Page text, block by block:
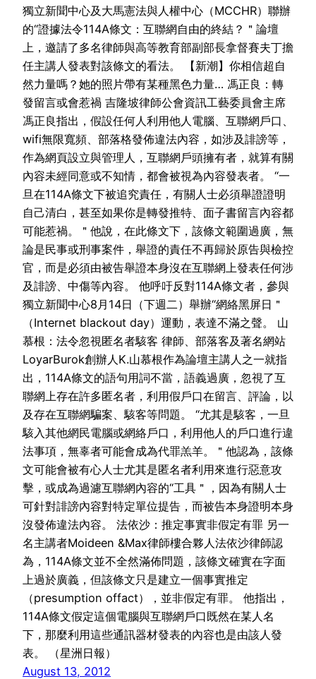
獨立新聞中心及大馬憲法與人權中心（MCCHR）聯辦
的“證據法令114A條文：互聯網自由的終結？＂論壇
上，邀請了多名律師與高等教育部副部長拿督賽夫丁擔
任主講人發表對該條文的看法。 【新潮】你相信超自
然力量嗎？她的照片帶有某種黑色力量… 馮正良：轉
發留言或會惹禍 吉隆坡律師公會資訊工藝委員會主席
馮正良指出，假設任何人利用他人電腦、互聯網戶口、
wifi無限寬頻、部落格發佈違法內容，如涉及誹謗等，
作為網頁設立與管理人，互聯網戶頭擁有者，就算有關
內容未經同意或不知情，都會被視為內容發表者。 “一
旦在114A條文下被追究責任，有關人士必須舉證證明
自己清白，甚至如果你是轉發推特、面子書留言內容都
可能惹禍。＂他說，在此條文下，該條文範圍過廣，無
論是民事或刑事案件，舉證的責任不再歸於原告與檢控
官，而是必須由被告舉證本身沒在互聯網上發表任何涉
及誹謗、中傷等內容。 他呼吁反對114A條文者，參與
獨立新聞中心8月14日（下週二）舉辦“網絡黑屏日＂
（Internet blackout day）運動，表達不滿之聲。 山
慕根：法令忽視匿名者駭客 律師、部落客及著名網站
LoyarBurok創辦人K.山慕根作為論壇主講人之一就指
出，114A條文的語句用詞不當，語義過廣，忽視了互
聯網上存在許多匿名者，利用假戶口在留言、評論，以
及存在互聯網騙案、駭客等問題。 “尤其是駭客，一旦
駭入其他網民電腦或網絡戶口，利用他人的戶口進行違
法事項，無辜者可能會成為代罪羔羊。＂他認為，該條
文可能會被有心人士尤其是匿名者利用來進行惡意攻
擊，或成為過濾互聯網內容的“工具＂，因為有關人士
可針對誹謗內容對特定單位提告，而被告本身證明本身
沒發佈違法內容。 法依沙：推定事實非假定有罪 另一
名主講者Moideen &Max律師樓合夥人法依沙律師認
為，114A條文並不全然滿佈問題，該條文確實在字面
上過於廣義，但該條文只是建立一個事實推定
（presumption offact），並非假定有罪。 他指出，
114A條文假定這個電腦與互聯網戶口既然在某人名
下，那麼利用這些通訊器材發表的內容也是由該人發
表。 （星洲日報）
August 13, 2012